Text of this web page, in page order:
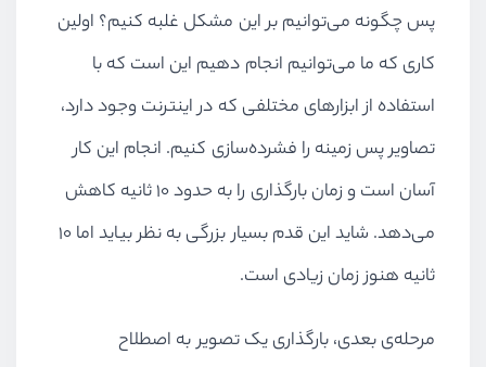
پس چگونه می‌توانیم بر این مشکل غلبه کنیم؟ اولین
کاری که ما می‌توانیم انجام دهیم این است که با
استفاده از ابزارهای مختلفی که در اینترنت وجود دارد،
تصاویر پس زمینه را فشرده‌سازی کنیم. انجام این کار
آسان است و زمان بارگذاری را به حدود ۱۰ ثانیه کاهش
می‌دهد. شاید این قدم بسیار بزرگی به نظر بیاید اما ۱۰
ثانیه هنوز زمان زیادی است.
مرحله‌ی بعدی، بارگذاری یک تصویر به اصطلاح